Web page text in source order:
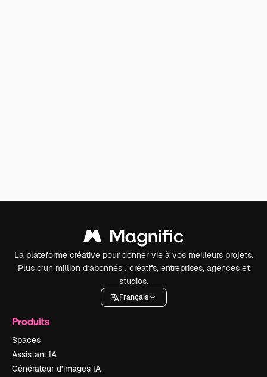
La plateforme créative pour donner vie à vos meilleurs projets.
Plus d’un million d’abonnés : créatifs, entreprises, agences et
studios.
Français
Produits
Spaces
Assistant IA
Générateur d’images IA